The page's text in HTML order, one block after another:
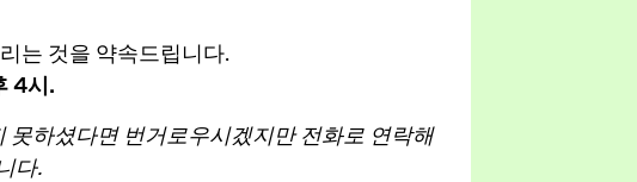
는 것을 약속드립니다.
4시.
하셨다면 번거로우시겠지만 전화로 연락해
다.